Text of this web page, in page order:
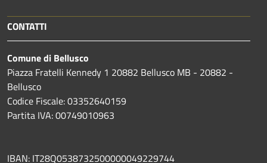
CONTATTI
Comune di Bellusco
Piazza Fratelli Kennedy 1 20882 Bellusco MB - 20882 -
Bellusco
Codice Fiscale: 03352640159
Partita IVA: 00749010963
IBAN: IT28Q0538732500000049229744